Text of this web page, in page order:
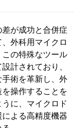
が成功と合併症
外科用マイクロ
この特殊なツール
計されており、
術を革新し、外
操作することを
に、マイクロド
よる高精度機器